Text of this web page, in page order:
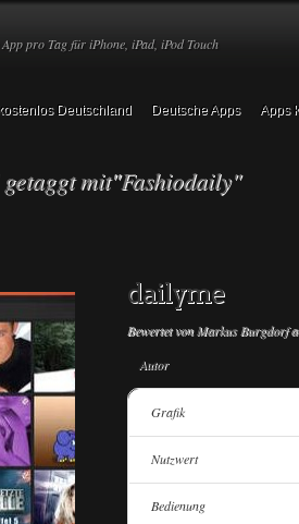
App pro Tag für iPhone, iPad, iPod Touch
Deutschland Deutsche Apps Apps
mit"Fashiodaily"
dailyme
Bewertet vonMarkus Burgdorf
Autor
Grafik
Nutzwert
Bedienung